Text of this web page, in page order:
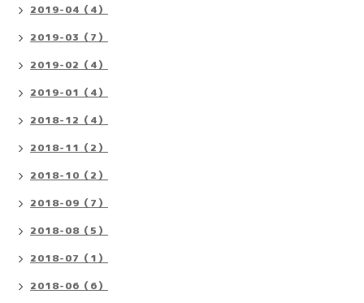
2019-04（4）
2019-03（7）
2019-02（4）
2019-01（4）
2018-12（4）
2018-11（2）
2018-10（2）
2018-09（7）
2018-08（5）
2018-07（1）
2018-06（6）